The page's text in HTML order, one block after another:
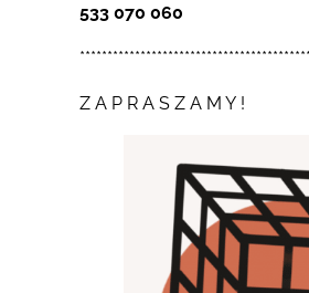
533 070 060
Z A P R A S Z A M Y !